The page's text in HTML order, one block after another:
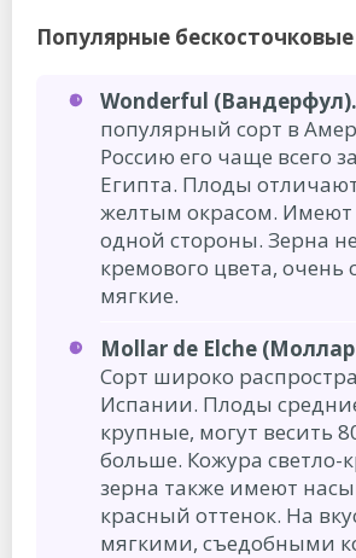
Популярные
Wonderful (Вандерфул).
популярный сорт в
Россию его чаще всего
Египта. Плоды
желтым окрасом. Имеют
одной стороны. Зерна
кремового цвета, очень
мягкие.
Mollar de Elche
Сорт широко
Испании. Плоды
крупные, могут весить
больше. Кожура светло-
зерна также имеют
красный оттенок. На
мягкими, съедобными